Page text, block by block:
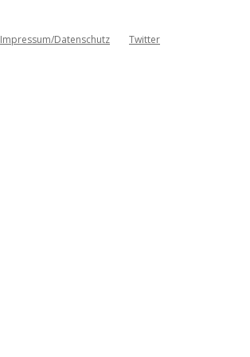
Impressum/Datenschutz Twitter